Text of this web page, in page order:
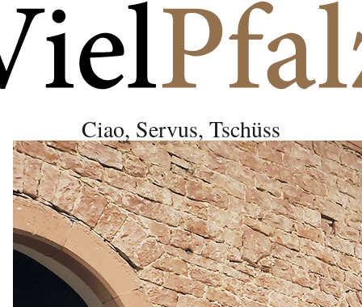
Ciao, Servus, Tschüss